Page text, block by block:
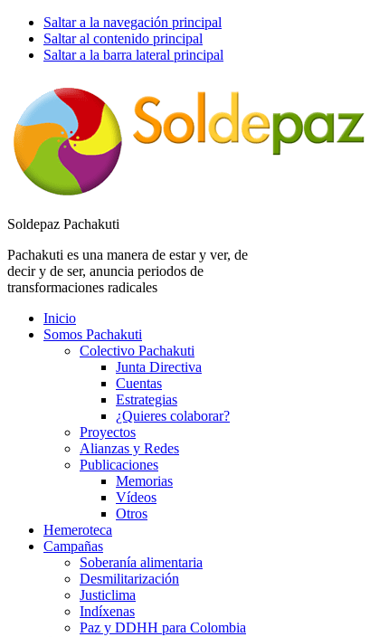
Saltar a la navegación principal
Saltar al contenido principal
Saltar a la barra lateral principal
Soldepaz Pachakuti
Pachakuti es una manera de estar y ver, de
decir y de ser, anuncia periodos de
transformaciones radicales
Inicio
Somos Pachakuti
Colectivo Pachakuti
Junta Directiva
Cuentas
Estrategias
¿Quieres colaborar?
Proyectos
Alianzas y Redes
Publicaciones
Memorias
Vídeos
Otros
Hemeroteca
Campañas
Soberanía alimentaria
Desmilitarización
Justiclima
Indíxenas
Paz y DDHH para Colombia